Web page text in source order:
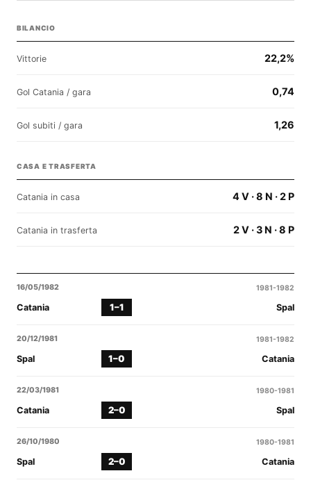
BILANCIO
Vittorie 22,2%
Gol Catania / gara 0,74
Gol subiti / gara 1,26
CASA E TRASFERTA
Catania in casa 4 V · 8 N · 2 P
Catania in trasferta 2 V · 3 N · 8 P
16/05/1982
Catania 1–1 Spal
1981-1982
20/12/1981
Spal 1–0 Catania
1981-1982
22/03/1981
Catania 2–0 Spal
1980-1981
26/10/1980
Spal 2–0 Catania
1980-1981